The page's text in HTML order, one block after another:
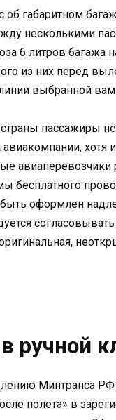
об габаритном
несколькими
6 литров багажа
из них перед
выбранной
страны пассажиры
хотя
бесплатного
оформлен
ручной
Минтранса
полета» в